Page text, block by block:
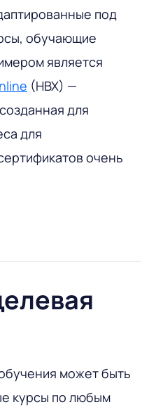
под
обучающие
является
(HBX) —
для
для
очень
может быть
курсы по любым